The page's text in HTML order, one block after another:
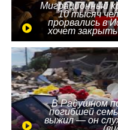
Миграционный
10 тысяч
прорвались в
хочет закрыть
В Радушном
погибшей
выжил — он